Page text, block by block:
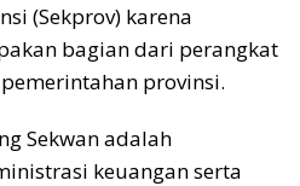
(Sekprov) karena
bagian dari perangkat
provinsi.
Sekwan adalah
keuangan serta